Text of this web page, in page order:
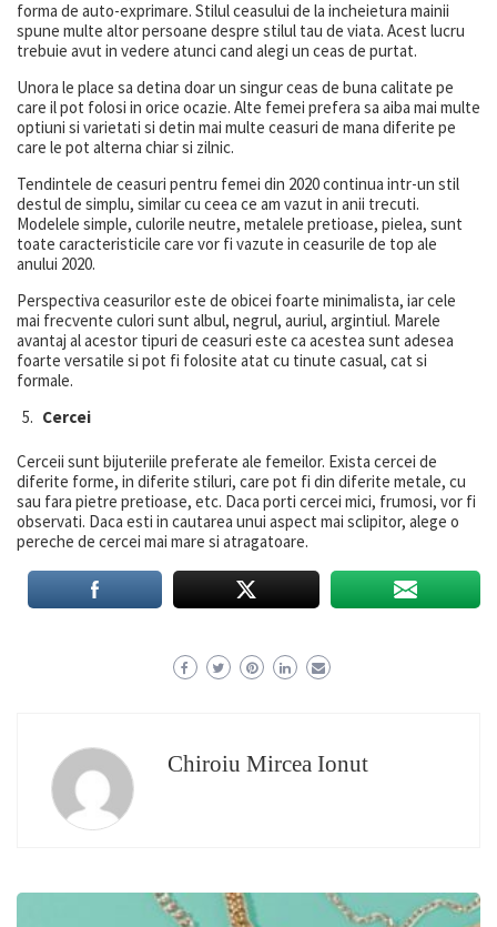
forma de auto-exprimare. Stilul ceasului de la incheietura mainii
spune multe altor persoane despre stilul tau de viata. Acest lucru
trebuie avut in vedere atunci cand alegi un ceas de purtat.
Unora le place sa detina doar un singur ceas de buna calitate pe
care il pot folosi in orice ocazie. Alte femei prefera sa aiba mai multe
optiuni si varietati si detin mai multe ceasuri de mana diferite pe
care le pot alterna chiar si zilnic.
Tendintele de ceasuri pentru femei din 2020 continua intr-un stil
destul de simplu, similar cu ceea ce am vazut in anii trecuti.
Modelele simple, culorile neutre, metalele pretioase, pielea, sunt
toate caracteristicile care vor fi vazute in ceasurile de top ale
anului 2020.
Perspectiva ceasurilor este de obicei foarte minimalista, iar cele
mai frecvente culori sunt albul, negrul, auriul, argintiul. Marele
avantaj al acestor tipuri de ceasuri este ca acestea sunt adesea
foarte versatile si pot fi folosite atat cu tinute casual, cat si
formale.
Cercei
Cerceii sunt bijuteriile preferate ale femeilor. Exista cercei de
diferite forme, in diferite stiluri, care pot fi din diferite metale, cu
sau fara pietre pretioase, etc. Daca porti cercei mici, frumosi, vor fi
observati. Daca esti in cautarea unui aspect mai sclipitor, alege o
pereche de cercei mai mare si atragatoare.
Chiroiu Mircea Ionut